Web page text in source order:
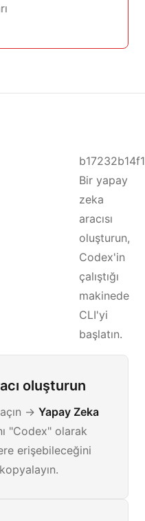
Bir yapay
zeka
aracısı
oluşturun,
Codex'in
çalıştığı
makinede
CLI'yi
başlatın.
oluşturun
-> Yapay Zeka
"Codex" olarak
erişebileceğini